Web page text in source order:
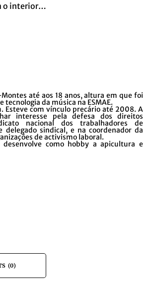
o interior…
até aos 18 anos, altura em que foi
da música na ESMAE.
Esteve com vínculo precário até 2008. A
interesse pela defesa dos direitos
nacional dos trabalhadores de
delegado sindical, e na coordenador da
de activismo laboral.
como hobby a apicultura e
(0)